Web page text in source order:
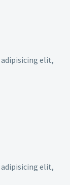
elit,
elit,